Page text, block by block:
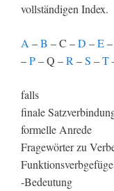
vollständigen Index.
A –B – C –D –E–
–P– Q –R –S –T
falls
finale
formelle Anrede
Fragewörter zu
Funktionsverbgefüge
-Bedeutung